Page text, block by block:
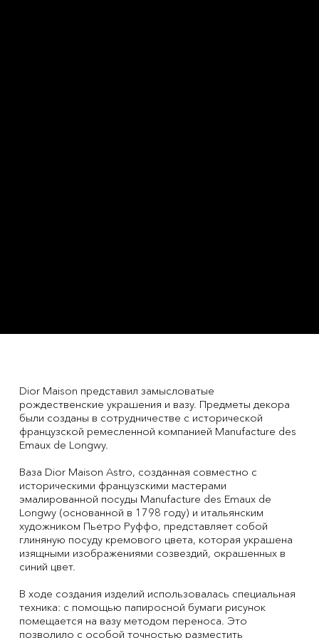
Dior Maison представил замысловатые
рождественские украшения и вазу. Предметы декора
были созданы в сотрудничестве с исторической
французской ремесленной компанией Manufacture des
Emaux de Longwy.
Ваза Dior Maison Astro, созданная совместно с
историческими французскими мастерами
эмалированной посуды Manufacture des Emaux de
Longwy (основанной в 1798 году) и итальянским
художником Пьетро Руффо, представляет собой
глиняную посуду кремового цвета, которая украшена
изящными изображениями созвездий, окрашенных в
синий цвет.
В ходе создания изделий использовалась специальная
техника: с помощью папиросной бумаги рисунок
помещается на вазу методом переноса. Это
позволило с особой точностью разместить